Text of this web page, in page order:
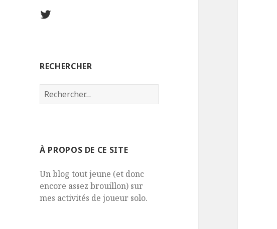
Twitter
RECHERCHER
Rechercher :
À PROPOS DE CE SITE
Un blog tout jeune (et donc
encore assez brouillon) sur
mes activités de joueur solo.